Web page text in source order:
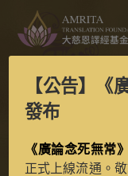
寶生百
【公告】 《
發布
《廣論念死無常
正式上線流通。